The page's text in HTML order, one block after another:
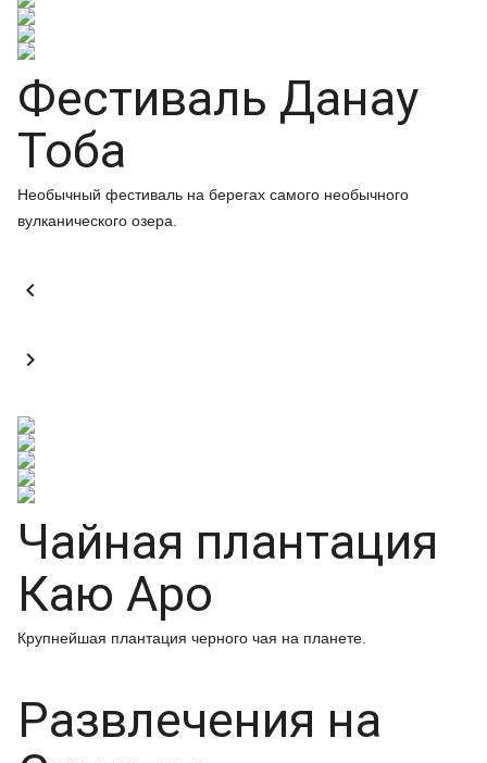
Фестиваль Данау
Тоба
Необычный фестиваль на берегах самого необычного
вулканического озера.


Чайная плантация
Каю Аро
Крупнейшая плантация черного чая на планете.
Развлечения на